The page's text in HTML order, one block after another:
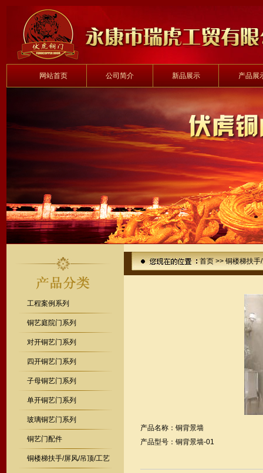
网站首页 公司简介 新品展示 产品展
工程案例系列
铜艺庭院门系列
对开铜艺门系列
四开铜艺门系列
子母铜艺门系列
单开铜艺门系列
玻璃铜艺门系列
铜艺门配件
铜楼梯扶手/屏风/吊顶/工艺
首页>>铜楼梯扶手
产品名称：铜背景墙
产品型号：铜背景墙-01